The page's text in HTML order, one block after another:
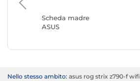
Scheda madre
ASUS
Nello stesso ambito: asus rog strix z790-f